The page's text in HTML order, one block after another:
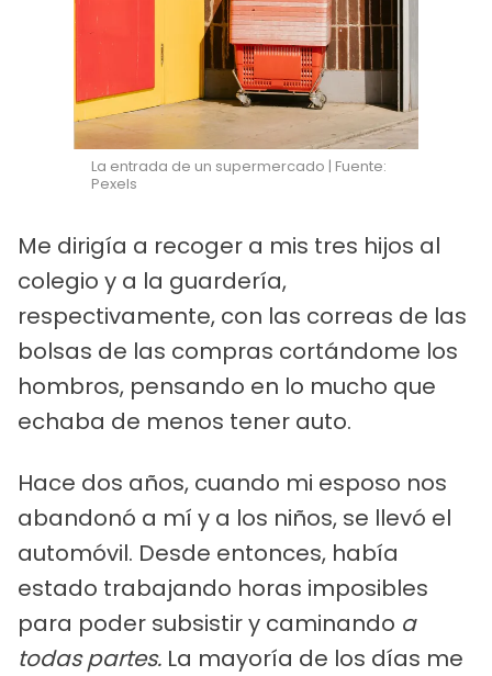
La entrada de un supermercado | Fuente:
Pexels
Me dirigía a recoger a mis tres hijos al
colegio y a la guardería,
respectivamente, con las correas de las
bolsas de las compras cortándome los
hombros, pensando en lo mucho que
echaba de menos tener auto.
Hace dos años, cuando mi esposo nos
abandonó a mí y a los niños, se llevó el
automóvil. Desde entonces, había
estado trabajando horas imposibles
para poder subsistir y caminando a
todas partes. La mayoría de los días me